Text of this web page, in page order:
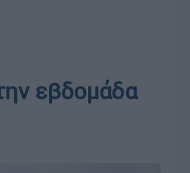
εβδομάδα